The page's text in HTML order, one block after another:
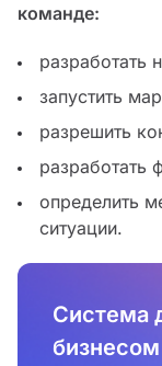
команде:
разработать
запустить
разрешить
разработать
определить
ситуации.
Система